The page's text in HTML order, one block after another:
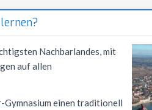
Nachbarlandes, mit
auf allen
Gymnasium einen traditionell